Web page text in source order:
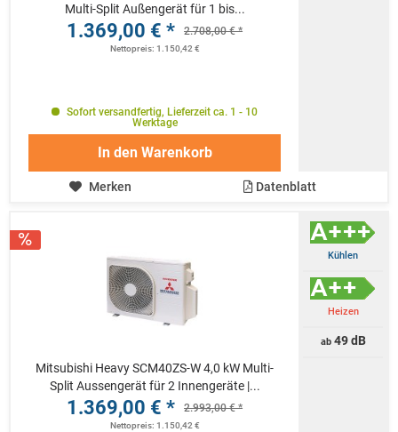
Multi-Split Außengerät für 1 bis...
1.369,00 € * 2.708,00 € *
Nettopreis: 1.150,42 €
Sofort versandfertig, Lieferzeit ca. 1 - 10
Werktage
In den Warenkorb
Merken Datenblatt
Mitsubishi Heavy SCM40ZS-W 4,0 kW Multi-
Split Aussengerät für 2 Innengeräte |...
1.369,00 € * 2.993,00 € *
Nettopreis: 1.150,42 €
Kühlen
Heizen
ab49 dB